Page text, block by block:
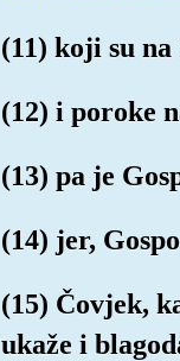
(11) koji su
(12) i poroke
(13) pa je
(14) jer,
(15) Čovjek,
ukaže i